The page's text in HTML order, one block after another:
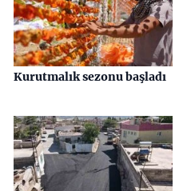
Kurutmalık sezonu başladı